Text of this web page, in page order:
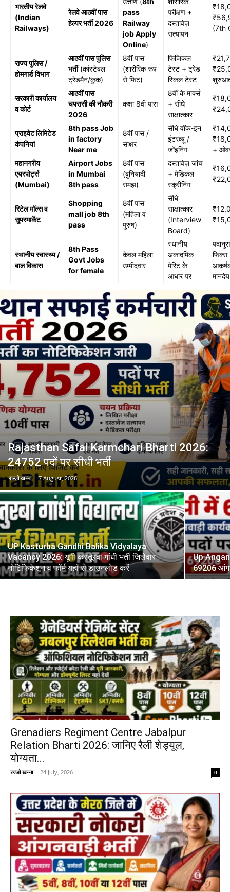
भारतीय रेलवे
(Indian
Railways)
रेलवे आठवीं पास
हेल्पर भर्ती 2026
pass
Railway
job Apply
Online)
परीक्षण +
दस्तावेज़
सत्यापन
(7th
राज्य पुलिस /
होमगार्ड विभाग
आठवीं पास पुलिस
भर्ती(कांस्टेबल
ट्रेडमैन/कुक)
8वीं पास
(शारीरिक रूप
से फिट)
फिजिकल
टेस्ट + ट्रेड
स्किल टेस्ट
सरकारी कार्यालय
व कोर्ट
आठवीं पास
चपरासी की नौकरी
2026
कक्षा 8वीं पास
8वीं के मार्क्स
+ सीधे
साक्षात्कार
प्राइवेट लिमिटेड
कंपनियां
8th pass Job
in factory
Near me
8वीं पास /
साक्षर
सीधे वॉक-इन
इंटरव्यू /
जॉइनिंग
+
महानगरीय
एयरपोर्ट्स
(Mumbai)
Airport Jobs
in Mumbai
8th pass
8वीं पास
(बुनियादी
समझ)
दस्तावेज़ जांच
+ मेडिकल
स्क्रीनिंग
रिटेल मॉल्स व
सुपरमार्केट
Shopping
mall job 8th
pass
8वीं पास
(महिला व
पुरुष)
सीधे
साक्षात्कार
(Interview
Board)
स्थानीय स्वास्थ्य /
बाल विकास
8th Pass
Govt Jobs
for female
केवल महिला
उम्मीदवार
स्थानीय
अकादमिक
मेरिट के
आधार पर
फिक्स
मानदेय
Rajasthan Safai Karmchari Bharti 2026:
24752 पदों पर सीधी भर्ती
रज्जो खन्ना - 7 August, 2026
UP Kasturba Gandhi Balika Vidyalaya
Vacancy 2026: यूपी कस्तूरबा गांधी भर्ती जिलेवार
नोटिफिकेशन व फॉर्म यहाँ से डाउनलोड करें
Up
69206
Grenadiers Regiment Centre Jabalpur
Relation Bharti 2026: जानिए रैली शेड्यूल,
योग्यता...
रज्जो खन्ना - 24 July, 2026 0